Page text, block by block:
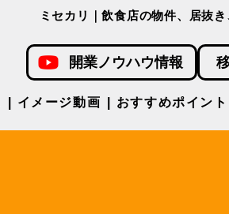
ミセカリ｜飲食店の物件、居抜
開業ノウハウ情報
イメージ動画 おすすめポイント